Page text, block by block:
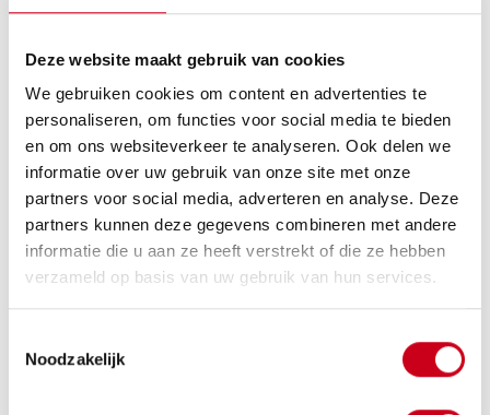
Deze website maakt gebruik van cookies
We gebruiken cookies om content en advertenties te
personaliseren, om functies voor social media te bieden
en om ons websiteverkeer te analyseren. Ook delen we
informatie over uw gebruik van onze site met onze
partners voor social media, adverteren en analyse. Deze
partners kunnen deze gegevens combineren met andere
informatie die u aan ze heeft verstrekt of die ze hebben
verzameld op basis van uw gebruik van hun services.
Noodzakelijk